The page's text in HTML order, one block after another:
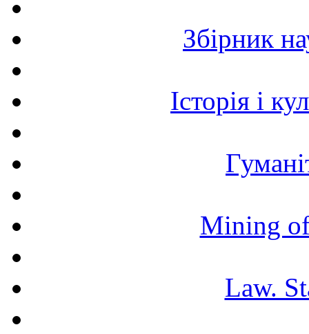
Збірник
Історія і
Mining
Law.